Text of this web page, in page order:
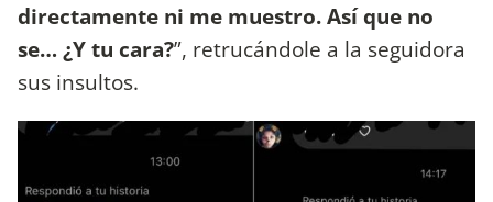
directamente ni me muestro. Así que no
se… ¿Y tu cara?”, retrucándole a la seguidora
sus insultos.